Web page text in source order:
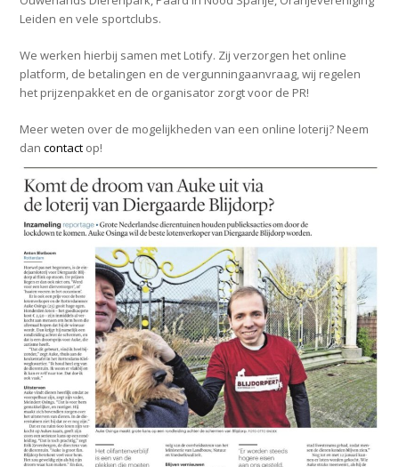
Leiden en vele sportclubs.
We werken hierbij samen met Lotify. Zij verzorgen het online
platform, de betalingen en de vergunningaanvraag, wij regelen
het prijzenpakket en de organisator zorgt voor de PR!
Meer weten over de mogelijkheden van een online loterij? Neem
dancontact op!